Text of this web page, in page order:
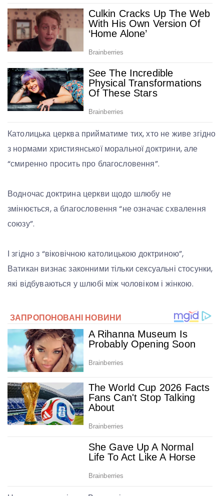
Католицька церква прийматиме тих, хто не живе згідно
з нормами християнської моральної доктрини, але
“смиренно просить про благословення”.
Водночас доктрина церкви щодо шлюбу не
змінюється, а благословення “не означає схвалення
союзу”.
І згідно з “віковічною католицькою доктриною”,
Ватикан визнає законними тільки сексуальні стосунки,
які відбуваються у шлюбі між чоловіком і жінкою.